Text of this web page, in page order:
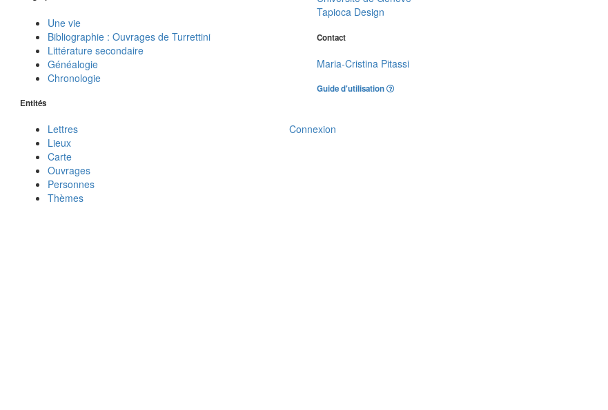
Une vie
Bibliographie : Ouvrages de Turrettini
Littérature secondaire
Généalogie
Chronologie
Entités
Lettres
Lieux
Carte
Ouvrages
Personnes
Thèmes
Tapioca Design
Contact
Maria-Cristina Pitassi
Guide d'utilisation
Connexion